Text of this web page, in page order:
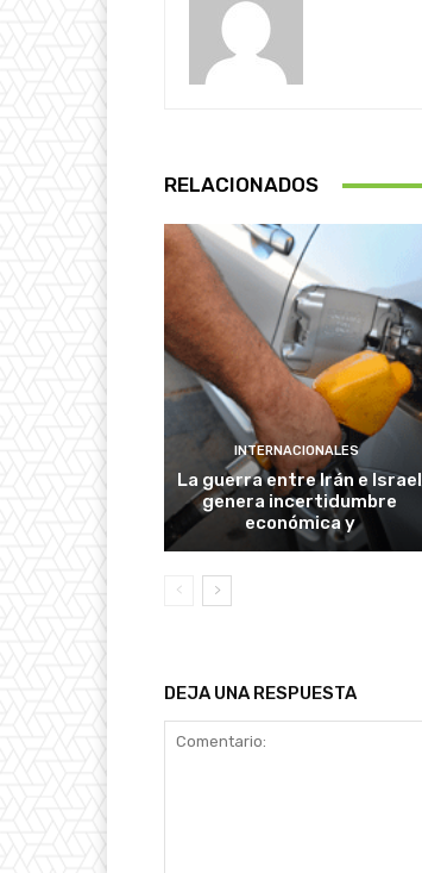
RELACIONADOS
INTERNACIONALES
La guerra entre Irán e Israel
genera incertidumbre
económica y
DEJA UNA RESPUESTA